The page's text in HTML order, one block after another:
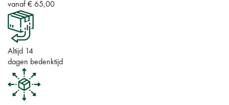
vanaf € 65,00
Altijd 14
dagen bedenktijd